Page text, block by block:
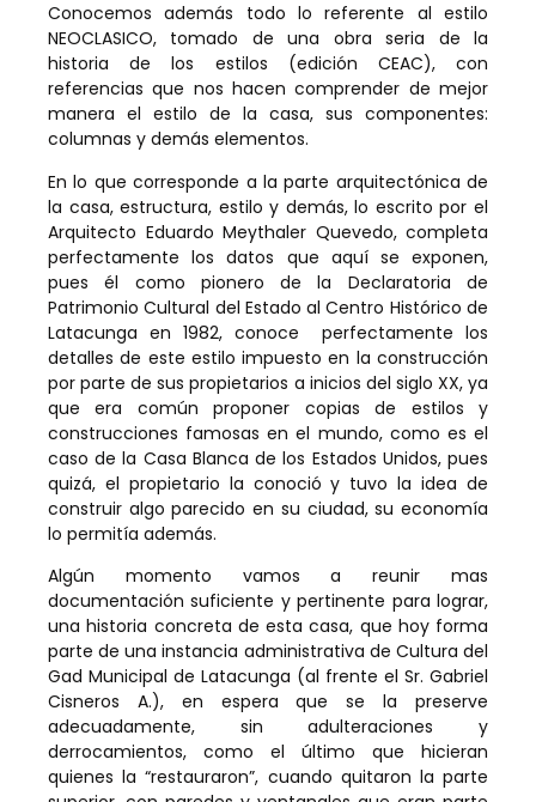
Conocemos además todo lo referente al estilo
NEOCLASICO, tomado de una obra seria de la
historia de los estilos (edición CEAC), con
referencias que nos hacen comprender de mejor
manera el estilo de la casa, sus componentes:
columnas y demás elementos.
En lo que corresponde a la parte arquitectónica de
la casa, estructura, estilo y demás, lo escrito por el
Arquitecto Eduardo Meythaler Quevedo, completa
perfectamente los datos que aquí se exponen,
pues él como pionero de la Declaratoria de
Patrimonio Cultural del Estado al Centro Histórico de
Latacunga en 1982, conoce perfectamente los
detalles de este estilo impuesto en la construcción
por parte de sus propietarios a inicios del siglo XX, ya
que era común proponer copias de estilos y
construcciones famosas en el mundo, como es el
caso de la Casa Blanca de los Estados Unidos, pues
quizá, el propietario la conoció y tuvo la idea de
construir algo parecido en su ciudad, su economía
lo permitía además.
Algún momento vamos a reunir mas
documentación suficiente y pertinente para lograr,
una historia concreta de esta casa, que hoy forma
parte de una instancia administrativa de Cultura del
Gad Municipal de Latacunga (al frente el Sr. Gabriel
Cisneros A.), en espera que se la preserve
adecuadamente, sin adulteraciones y
derrocamientos, como el último que hicieran
quienes la “restauraron”, cuando quitaron la parte